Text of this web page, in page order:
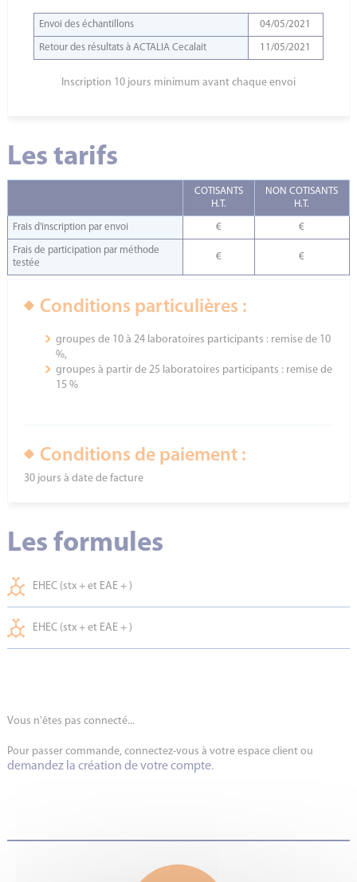
Envoi des échantillons 04/05/2021
Retour des résultats à ACTALIA Cecalait 11/05/2021
Inscription 10 jours minimum avant chaque envoi
Les tarifs
COTISANTS
H.T.
NON COTISANTS
H.T.
Frais d'inscription par envoi € €
Frais de participation par méthode
testée
€ €
Conditions particulières :
groupes de 10 à 24 laboratoires participants : remise de 10
%,
groupes à partir de 25 laboratoires participants : remise de
15 %
Conditions de paiement :
30 jours à date de facture
Les formules
EHEC (stx + et EAE + )
EHEC (stx + et EAE + )
Vous n'êtes pas connecté...
Pour passer commande, connectez-vous à votre espace client ou
demandez la création de votre compte.